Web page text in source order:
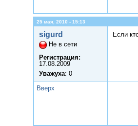
25 мая, 2010 - 15:13
sigurd
Не в сети
Регистрация:
17.08.2009
Уважуха: 0
Если
Вверх